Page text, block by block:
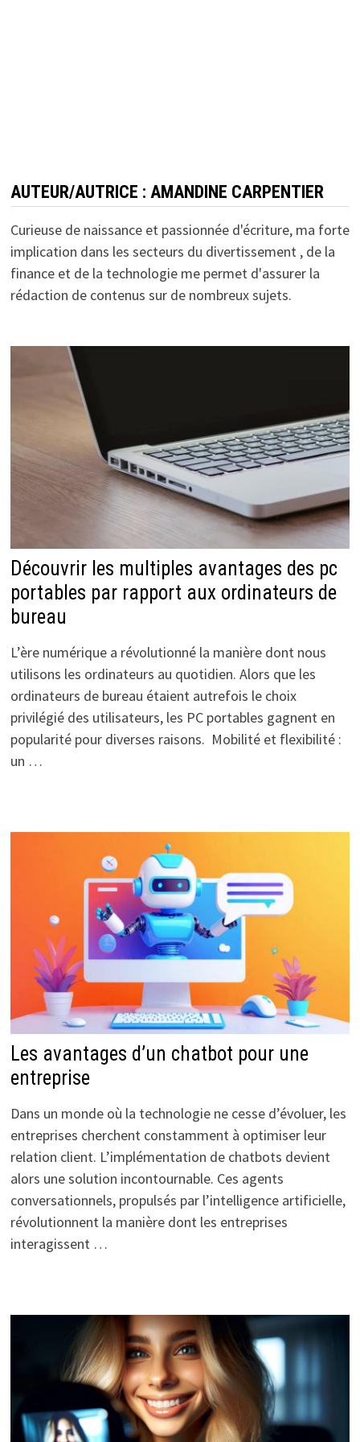
AUTEUR/AUTRICE : AMANDINE CARPENTIER
Curieuse de naissance et passionnée d'écriture, ma forte
implication dans les secteurs du divertissement , de la
finance et de la technologie me permet d'assurer la
rédaction de contenus sur de nombreux sujets.
Découvrir les multiples avantages des pc
portables par rapport aux ordinateurs de
bureau
L’ère numérique a révolutionné la manière dont nous
utilisons les ordinateurs au quotidien. Alors que les
ordinateurs de bureau étaient autrefois le choix
privilégié des utilisateurs, les PC portables gagnent en
popularité pour diverses raisons. Mobilité et flexibilité :
un …
Les avantages d’un chatbot pour une
entreprise
Dans un monde où la technologie ne cesse d’évoluer, les
entreprises cherchent constamment à optimiser leur
relation client. L’implémentation de chatbots devient
alors une solution incontournable. Ces agents
conversationnels, propulsés par l’intelligence artificielle,
révolutionnent la manière dont les entreprises
interagissent …